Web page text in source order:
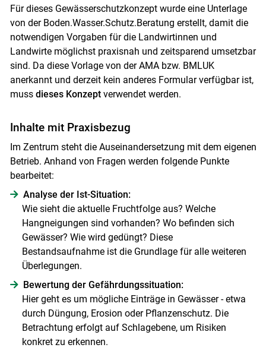
Für dieses Gewässerschutzkonzept wurde eine Unterlage
von der Boden.Wasser.Schutz.Beratung erstellt, damit die
notwendigen Vorgaben für die Landwirtinnen und
Landwirte möglichst praxisnah und zeitsparend umsetzbar
sind. Da diese Vorlage von der AMA bzw. BMLUK
anerkannt und derzeit kein anderes Formular verfügbar ist,
muss dieses Konzeptverwendet werden.
Inhalte mit Praxisbezug
Im Zentrum steht die Auseinandersetzung mit dem eigenen
Betrieb. Anhand von Fragen werden folgende Punkte
bearbeitet:
Analyse der Ist-Situation:
Wie sieht die aktuelle Fruchtfolge aus? Welche
Hangneigungen sind vorhanden? Wo befinden sich
Gewässer? Wie wird gedüngt? Diese
Bestandsaufnahme ist die Grundlage für alle weiteren
Überlegungen.
Bewertung der Gefährdungssituation:
Hier geht es um mögliche Einträge in Gewässer - etwa
durch Düngung, Erosion oder Pflanzenschutz. Die
Betrachtung erfolgt auf Schlagebene, um Risiken
konkret zu erkennen.